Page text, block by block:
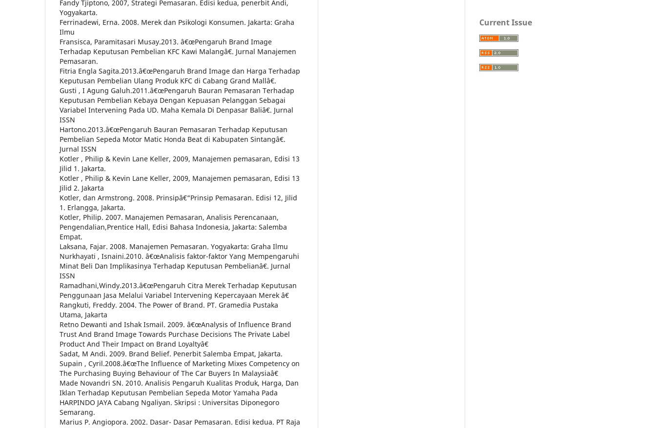
Fandy Tjiptono, 2007, Strategi Pemasaran. Edisi kedua, penerbit Andi,
Yogyakarta.
Ferrinadewi, Erna. 2008. Merek dan Psikologi Konsumen. Jakarta: Graha
Ilmu
Fransisca, Paramitasari Musay.2013. â€œPengaruh Brand Image
Terhadap Keputusan Pembelian KFC Kawi Malangâ€. Jurnal Manajemen
Pemasaran.
Fitria Engla Sagita.2013.â€œPengaruh Brand Image dan Harga Terhadap
Keputusan Pembelian Ulang Produk KFC di Cabang Grand Mallâ€.
Gusti , I Agung Galuh.2011.â€œPengaruh Bauran Pemasaran Terhadap
Keputusan Pembelian Kebaya Dengan Kepuasan Pelanggan Sebagai
Variabel Intervening Pada UD. Maha Kemala Di Denpasar Baliâ€. Jurnal
ISSN
Hartono.2013.â€œPengaruh Bauran Pemasaran Terhadap Keputusan
Pembelian Sepeda Motor Matic Honda Beat di Kabupaten Sintangâ€.
Jurnal ISSN
Kotler , Philip & Kevin Lane Keller, 2009, Manajemen pemasaran, Edisi 13
Jilid 1. Jakarta.
Kotler , Philip & Kevin Lane Keller, 2009, Manajemen pemasaran, Edisi 13
Jilid 2. Jakarta
Kotler, dan Armstrong. 2008. Prinsipâ€“Prinsip Pemasaran. Edisi 12, Jilid
1. Erlangga, Jakarta.
Kotler, Philip. 2007. Manajemen Pemasaran, Analisis Perencanaan,
Pengendalian,Prentice Hall, Edisi Bahasa Indonesia, Jakarta: Salemba
Empat.
Laksana, Fajar. 2008. Manajemen Pemasaran. Yogyakarta: Graha Ilmu
Nurkhayati , Isnaini.2010. â€œAnalisis faktor-faktor Yang Mempengaruhi
Minat Beli Dan Implikasinya Terhadap Keputusan Pembelianâ€. Jurnal
ISSN
Ramadhani,Windy.2013.â€œPengaruh Citra Merek Terhadap Keputusan
Penggunaan Jasa Melalui Variabel Intervening Kepercayaan Merek â€
Rangkuti, Freddy. 2004. The Power of Brand. PT. Gramedia Pustaka
Utama, Jakarta
Retno Dewanti and Ishak Ismail. 2009. â€œAnalysis of Influence Brand
Trust And Brand Image Towards Purchase Decisions The Private Label
Product And Their Impact on Brand Loyaltyâ€
Sadat, M Andi. 2009. Brand Belief. Penerbit Salemba Empat, Jakarta.
Supain , Cyril.2008.â€œThe Influence of Marketing Mixes Competency on
The Purchasing Buying Behaviour of The Car Buyers In Malaysiaâ€
Made Novandri SN. 2010. Analisis Pengaruh Kualitas Produk, Harga, Dan
Iklan Terhadap Keputusan Pembelian Sepeda Motor Yamaha Pada
HARPINDO JAYA Cabang Ngaliyan. Skripsi : Universitas Diponegoro
Semarang.
Marius P. Angiopora. 2002. Dasar- Dasar Pemasaran. Edisi kedua. PT Raja
Current Issue